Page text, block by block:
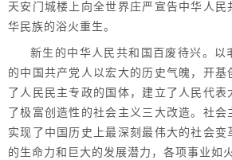
天安门城楼上向全世界庄严宣告中华人民
华民族的浴火重生。
新生的中华人民共和国百废待兴。以
的中国共产党人以宏大的历史气魄，开基
了人民民主专政的国体，建立了人民代
了极富创造性的社会主义三大改造。社会
实现了中国历史上最深刻最伟大的社会变
的生命力和巨大的发展潜力，各项事业如